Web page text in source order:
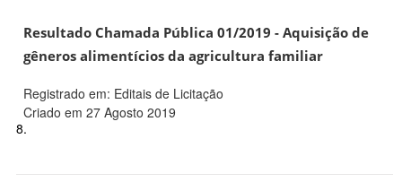
Resultado Chamada Pública 01/2019 - Aquisição de
gêneros alimentícios da agricultura familiar
Registrado em: Editais de Licitação
Criado em 27 Agosto 2019
8.